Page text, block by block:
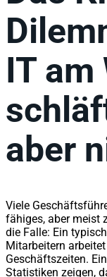
IT am
aber
Viele
fähiges, aber meist
die Falle: Ein
Mitarbeitern
Geschäftszeiten.
Statistiken zeigen,